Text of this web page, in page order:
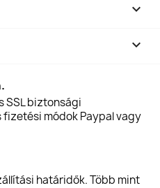
keyboard_arrow_down

SSL biztonsági
módok Paypal vagy
határidők. Több mint